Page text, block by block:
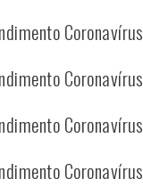
Coronavírus
Coronavírus
Coronavírus
Coronavírus